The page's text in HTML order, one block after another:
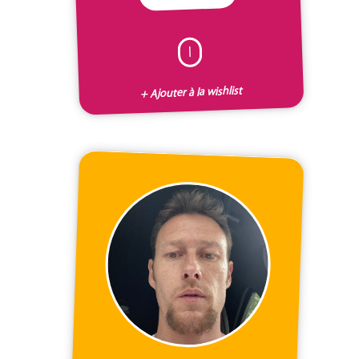
I
+ Ajouter à la wishlist